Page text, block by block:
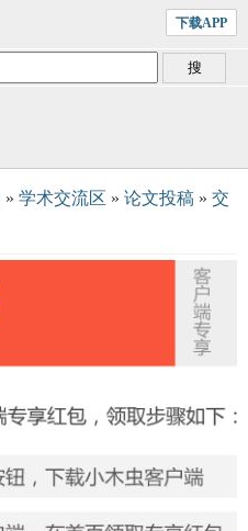
下载APP
» 学术交流区 » 论文投稿 » 交